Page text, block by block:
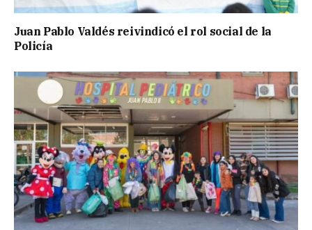
Juan Pablo Valdés reivindicó el rol social de la
Policía